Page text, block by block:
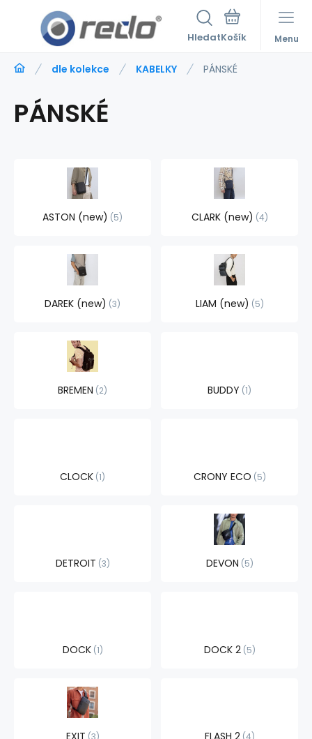
Hledat Menu
dle kolekce KABELKY PÁNSKÉ
PÁNSKÉ
ASTON (new) 5 CLARK (new) 4
DAREK (new) 3 LIAM (new) 5
BREMEN 2 BUDDY 1
CLOCK 1 CRONY ECO 5
DETROIT 3 DEVON 5
DOCK 1 DOCK 2 5
EXIT 3 FLASH 2 4